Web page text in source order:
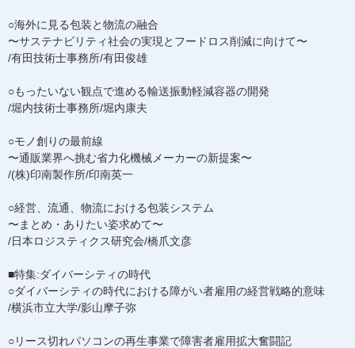
○海外に見る包装と物流の融合
〜サステナビリティ社会の実現とフードロス削減に向けて〜
/有田技術士事務所/有田俊雄
○もったいない観点で進める輸送振動軽減容器の開発
/堀内技術士事務所/堀内康夫
○モノ創りの最前線
〜通販業界へ挑む省力化機械メーカーの新提案〜
/(株)印南製作所/印南英一
○経営、流通、物流における包装システム
〜まとめ・ありたい姿求めて〜
/日本ロジスティクス研究会/橋爪文彦
■特集:ダイバーシティの時代
○ダイバーシティの時代における障がい者雇用の経営戦略的意味
/横浜市立大学/影山摩子弥
○リース切れパソコンの再生事業で障害者雇用拡大奮闘記